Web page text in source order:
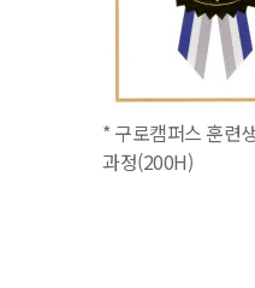
* 구로캠퍼스 훈련
과정(200H)